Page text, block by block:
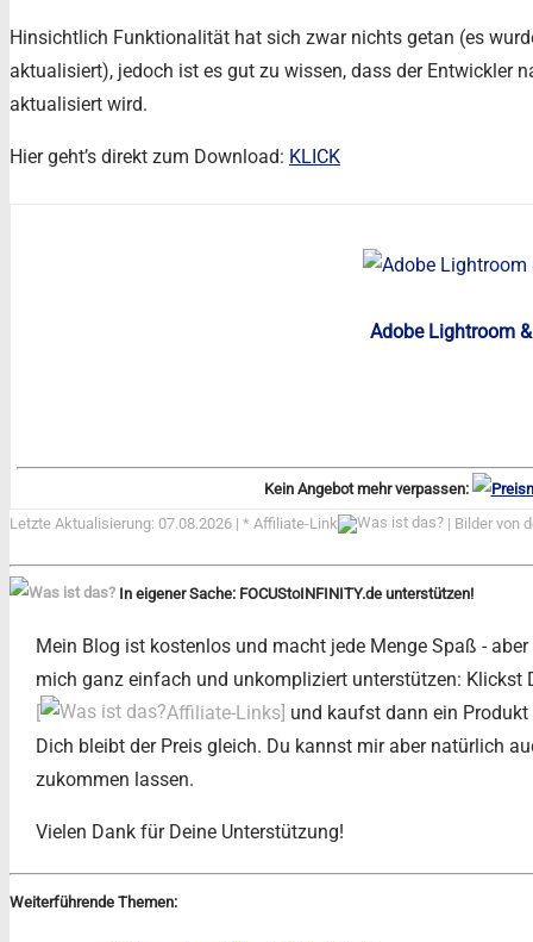
Hinsichtlich Funktionalität hat sich zwar nichts getan (es
aktualisiert), jedoch ist es gut zu wissen, dass der Entwickler
aktualisiert wird.
Hier geht’s direkt zum Download: KLICK
Adobe Lightroom
Kein Angebot mehr verpassen:
Letzte Aktualisierung: 07.08.2026 | * Affiliate-Link | Bilder von
In eigener Sache: FOCUStoINFINITY.de unterstützen!
Mein Blog ist kostenlos und macht jede Menge Spaß -
mich ganz einfach und unkompliziert unterstützen: Klickst
Affiliate-Links] und kaufst dann ein
Dich bleibt der Preis gleich. Du kannst mir aber natürlich
zukommen lassen.
Vielen Dank für Deine Unterstützung!
Weiterführende Themen: